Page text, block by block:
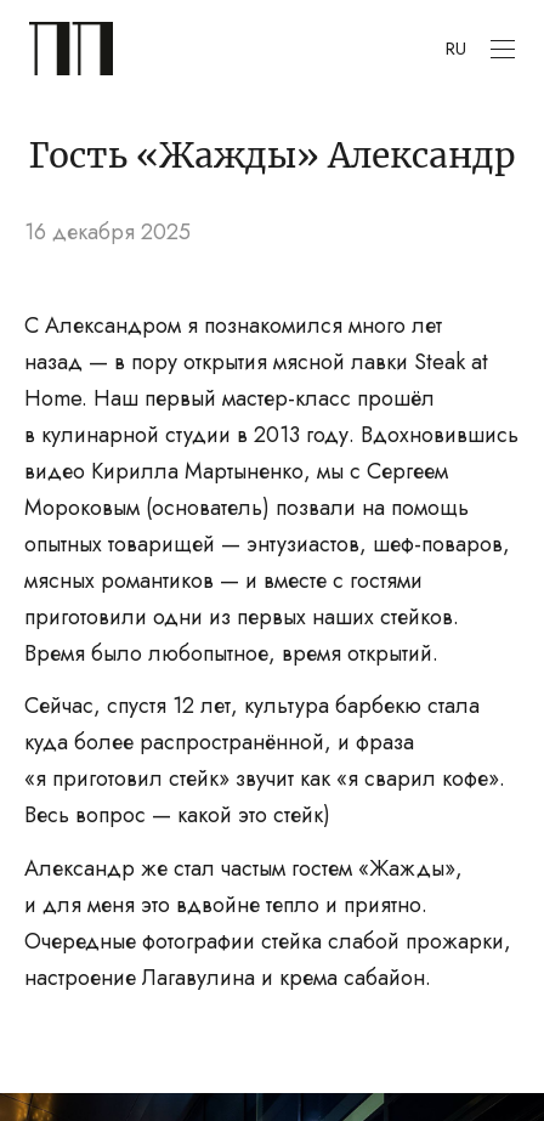
RU
Гость «Жажды» Александр
16 декабря 2025
С Александром я познакомился много лет
назад — в пору открытия мясной лавки Steak at
Home. Наш первый мастер-класс прошёл
в кулинарной студии в 2013 году. Вдохновившись
видео Кирилла Мартыненко, мы с Сергеем
Мороковым (основатель) позвали на помощь
опытных товарищей — энтузиастов, шеф-поваров,
мясных романтиков — и вместе с гостями
приготовили одни из первых наших стейков.
Время было любопытное, время открытий.
Сейчас, спустя 12 лет, культура барбекю стала
куда более распространённой, и фраза
«я приготовил стейк» звучит как «я сварил кофе».
Весь вопрос — какой это стейк)
Александр же стал частым гостем «Жажды»,
и для меня это вдвойне тепло и приятно.
Очередные фотографии стейка слабой прожарки,
настроение Лагавулина и крема сабайон.